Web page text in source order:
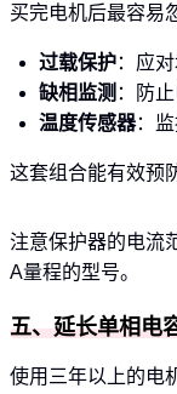
买完电机后最容易
过载保护：应
缺相监测 ：防
温度传感器：
这套组合能有效预
注意保护器的电流
A量程的型号。
五、延长单相电
使用三年以上的电